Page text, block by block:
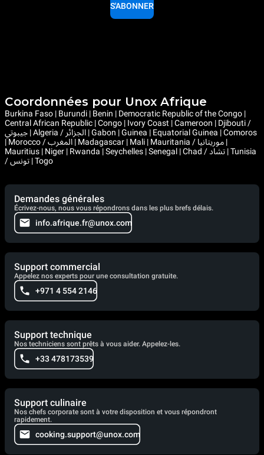
S'ABONNER
Coordonnées pour Unox Afrique
Burkina Faso | Burundi | Benin | Democratic Republic of the Congo |
Central African Republic | Congo | Ivory Coast | Cameroon | Djibouti /
جيبوتي | Algeria / الجزائر | Gabon | Guinea | Equatorial Guinea | Comoros
| Morocco / المغرب | Madagascar | Mali | Mauritania / موريتانيا |
Mauritius | Niger | Rwanda | Seychelles | Senegal | Chad / تشاد | Tunisia
/ تونس | Togo
Demandes générales
Écrivez-nous, nous vous répondrons dans les plus brefs délais.
info.afrique.fr@unox.com
Support commercial
Appelez nos experts pour une consultation gratuite.
+971 4 554 2146
Support technique
Nos techniciens sont prêts à vous aider. Appelez-les.
+33 478173539
Support culinaire
Nos chefs corporate sont à votre disposition et vous répondront
rapidement.
cooking.support@unox.com